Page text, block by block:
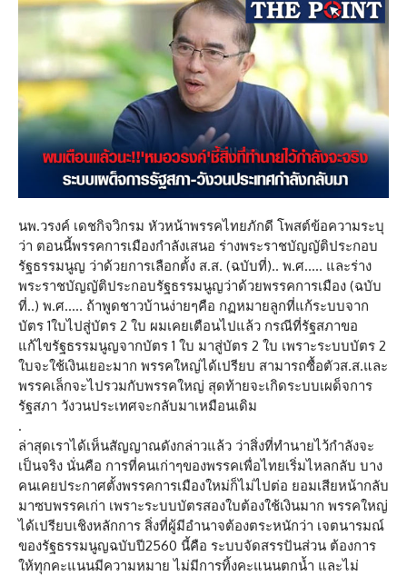
นพ.วรงค์ เดชกิจวิกรม หัวหน้าพรรคไทยภักดี โพสต์ข้อความระบุ
ว่า ตอนนี้พรรคการเมืองกำลังเสนอ ร่างพระราชบัญญัติประกอบ
รัฐธรรมนูญ ว่าด้วยการเลือกตั้ง ส.ส. (ฉบับที่).. พ.ศ….. และร่าง
พระราชบัญญัติประกอบรัฐธรรมนูญว่าด้วยพรรคการเมือง (ฉบับ
ที่..) พ.ศ….. ถ้าพูดชาวบ้านง่ายๆคือ กฏหมายลูกที่แก้ระบบจาก
บัตร 1ใบไปสู่บัตร 2 ใบ ผมเคยเตือนไปแล้ว กรณีที่รัฐสภาขอ
แก้ไขรัฐธรรมนูญจากบัตร 1 ใบ มาสู่บัตร 2 ใบ เพราะระบบบัตร 2
ใบจะใช้เงินเยอะมาก พรรคใหญ่ได้เปรียบ สามารถซื้อตัวส.ส.และ
พรรคเล็กจะไปรวมกับพรรคใหญ่ สุดท้ายจะเกิดระบบเผด็จการ
รัฐสภา วังวนประเทศจะกลับมาเหมือนเดิม
.
ล่าสุดเราได้เห็นสัญญาณดังกล่าวแล้ว ว่าสิ่งที่ทำนายไว้กำลังจะ
เป็นจริง นั่นคือ การที่คนเก่าๆของพรรคเพื่อไทยเริ่มไหลกลับ บาง
คนเคยประกาศตั้งพรรคการเมืองใหม่ก็ไม่ไปต่อ ยอมเสียหน้ากลับ
มาซบพรรคเก่า เพราะระบบบัตรสองใบต้องใช้เงินมาก พรรคใหญ่
ได้เปรียบเชิงหลักการ สิ่งที่ผู้มีอำนาจต้องตระหนักว่า เจตนารมณ์
ของรัฐธรรมนูญฉบับปี2560 นี้คือ ระบบจัดสรรปันส่วน ต้องการ
ให้ทุกคะแนนมีความหมาย ไม่มีการทิ้งคะแนนตกน้ำ และไม่